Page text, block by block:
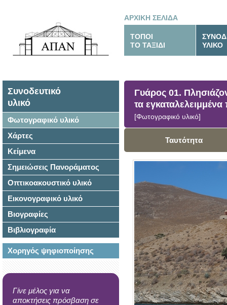
ΑΡΧΙΚΗ ΣΕΛΙΔΑ
ΤΟΠΟΙ
ΤΟ ΤΑΞΙΔΙ
ΥΛΙΚΟ
Συνοδευτικό
υλικό
Φωτογραφικό υλικό
Χάρτες
Κείμενα
Σημειώσεις Πανοράματος
Οπτικοακουστικό υλικό
Εικονογραφικό υλικό
Βιογραφίες
Βιβλιογραφία
Χορηγός ψηφιοποίησης
Γίνε μέλος για να
αποκτήσεις πρόσβαση σε
Γυάρος 01.
τα
[Φωτογραφικό υλικό]
Ταυτότητα